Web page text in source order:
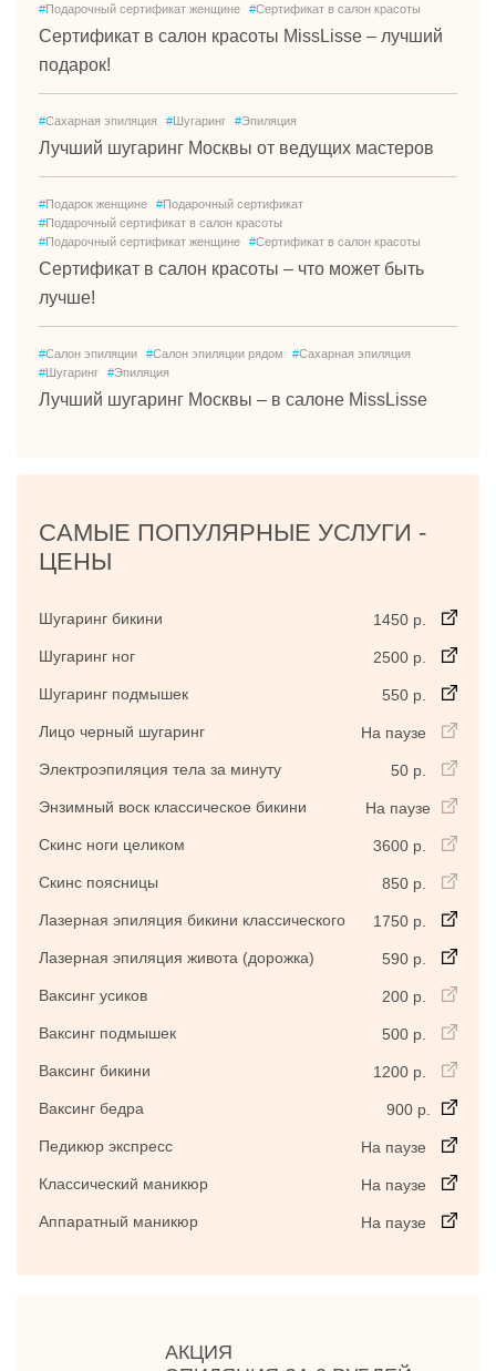
#Подарочный сертификат женщине #Сертификат в салон красоты
Сертификат в салон красоты MissLisse – лучший
подарок!
#Сахарная эпиляция #Шугаринг #Эпиляция
Лучший шугаринг Москвы от ведущих мастеров
#Подарок женщине #Подарочный сертификат
#Подарочный сертификат в салон красоты
#Подарочный сертификат женщине #Сертификат в салон красоты
Сертификат в салон красоты – что может быть
лучше!
#Салон эпиляции #Салон эпиляции рядом #Сахарная эпиляция
#Шугаринг #Эпиляция
Лучший шугаринг Москвы – в салоне MissLisse
САМЫЕ ПОПУЛЯРНЫЕ УСЛУГИ -
ЦЕНЫ
Шугаринг бикини 1450 р.
Шугаринг ног 2500 р.
Шугаринг подмышек 550 р.
Лицо черный шугаринг На паузе
Электроэпиляция тела за минуту 50 р.
Энзимный воск классическое бикини На паузе
Скинс ноги целиком 3600 р.
Скинс поясницы 850 р.
Лазерная эпиляция бикини классического 1750 р.
Лазерная эпиляция живота (дорожка) 590 р.
Ваксинг усиков 200 р.
Ваксинг подмышек 500 р.
Ваксинг бикини 1200 р.
Ваксинг бедра 900 р.
Педикюр экспресс На паузе
Классический маникюр На паузе
Аппаратный маникюр На паузе
АКЦИЯ